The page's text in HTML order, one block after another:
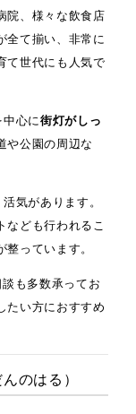
院、様々な飲食店
全て揃い、非常に
て世代にも人気で
心に街灯がしっ
や公園の周辺な
気があります。
なども行われるこ
っています。
も多数承ってお
たい方におすすめ
のはる）